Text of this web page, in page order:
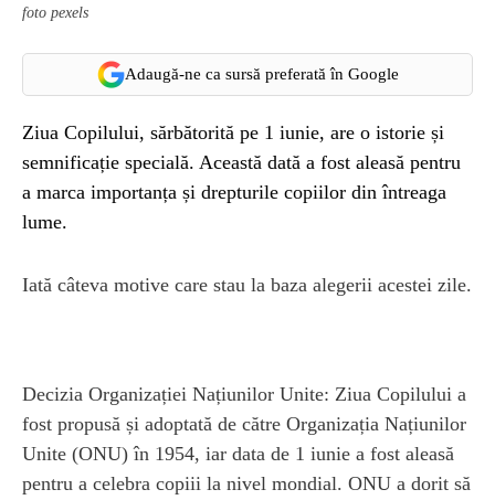
foto pexels
Adaugă-ne ca sursă preferată în Google
Ziua Copilului, sărbătorită pe 1 iunie, are o istorie și
semnificație specială. Această dată a fost aleasă pentru
a marca importanța și drepturile copiilor din întreaga
lume.
Iată câteva motive care stau la baza alegerii acestei zile.
Decizia Organizației Națiunilor Unite: Ziua Copilului a
fost propusă și adoptată de către Organizația Națiunilor
Unite (ONU) în 1954, iar data de 1 iunie a fost aleasă
pentru a celebra copiii la nivel mondial. ONU a dorit să